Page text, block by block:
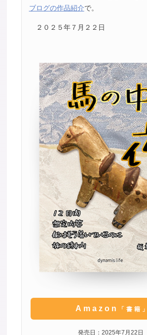
ブログの作品紹介で。
２０２５年７月２２日
Amazon 「書籍」
発売日：2025年7月22日